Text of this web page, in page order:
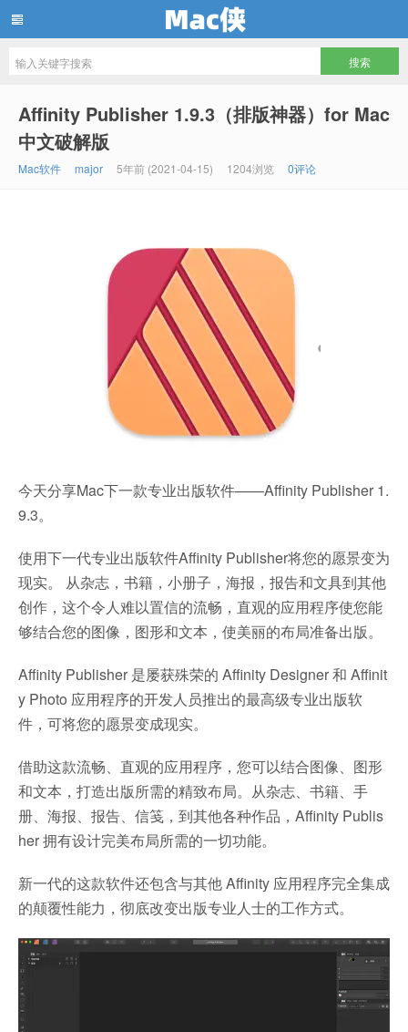
Affinity Publisher 1.9.3（排版神器）for Mac
中文破解版
Mac软件 major 5年前 (2021-04-15) 1204浏览 0评论
今天分享Mac下一款专业出版软件——Affinity Publisher 1.
9.3。
使用下一代专业出版软件Affinity Publisher将您的愿景变为
现实。 从杂志，书籍，小册子，海报，报告和文具到其他
创作，这个令人难以置信的流畅，直观的应用程序使您能
够结合您的图像，图形和文本，使美丽的布局准备出版。
Affinity Publisher 是屡获殊荣的 Affinity Designer 和 Affinit
y Photo 应用程序的开发人员推出的最高级专业出版软
件，可将您的愿景变成现实。
借助这款流畅、直观的应用程序，您可以结合图像、图形
和文本，打造出版所需的精致布局。从杂志、书籍、手
册、海报、报告、信笺，到其他各种作品，Affinity Publis
her 拥有设计完美布局所需的一切功能。
新一代的这款软件还包含与其他 Affinity 应用程序完全集成
的颠覆性能力，彻底改变出版专业人士的工作方式。